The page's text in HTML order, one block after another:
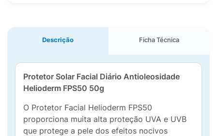
Descrição Ficha Técnica
Protetor Solar Facial Diário Antioleosidade
Helioderm FPS50 50g
O Protetor Facial Helioderm FPS50
proporciona muita alta proteção UVA e UVB
que protege a pele dos efeitos nocivos